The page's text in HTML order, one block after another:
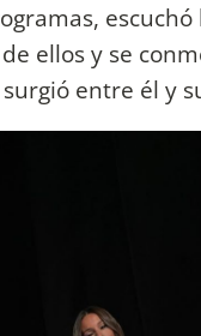
escuchó
ellos y se
entre él y